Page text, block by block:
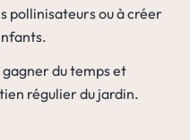
pollinisateurs ou à créer
du temps et
régulier du jardin.